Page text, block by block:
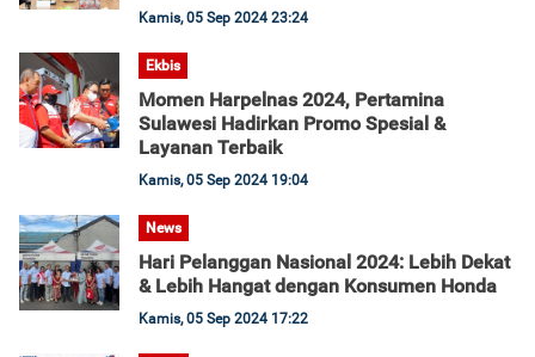
Kamis, 05 Sep 2024 23:24
Ekbis
Momen Harpelnas 2024, Pertamina
Sulawesi Hadirkan Promo Spesial &
Layanan Terbaik
Kamis, 05 Sep 2024 19:04
News
Hari Pelanggan Nasional 2024: Lebih Dekat
& Lebih Hangat dengan Konsumen Honda
Kamis, 05 Sep 2024 17:22